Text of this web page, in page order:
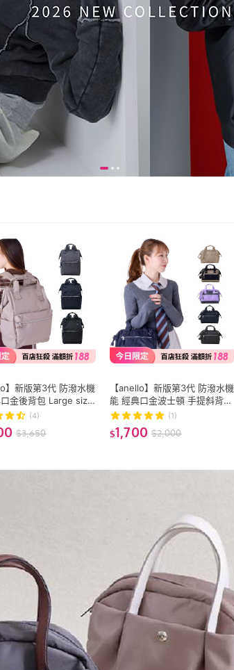
】新版第3代 防潑水機
金後背包 Large size
15吋筆電OK
(4)
$3,650
【anello】新版第3代 防潑水機
能 經典口金波士頓 手提斜背兩
用包 Small size (ATB5181)
(1)
$1,700 $2,000